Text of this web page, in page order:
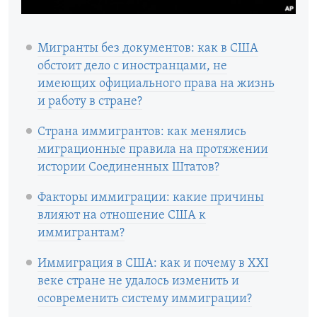
Мигранты без документов: как в США
обстоит дело с иностранцами, не
имеющих официального права на жизнь
и работу в стране?
Страна иммигрантов: как менялись
миграционные правила на протяжении
истории Соединенных Штатов?
Факторы иммиграции: какие причины
влияют на отношение США к
иммигрантам?
Иммиграция в США: как и почему в XXI
веке стране не удалось изменить и
осовременить систему иммиграции?